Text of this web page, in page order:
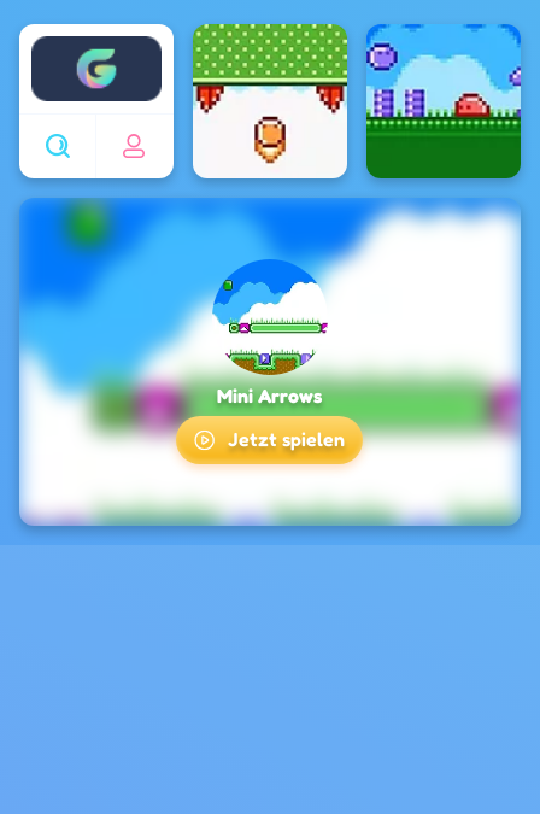
Enjoy4fun
Mini Arrows
Jetzt spielen